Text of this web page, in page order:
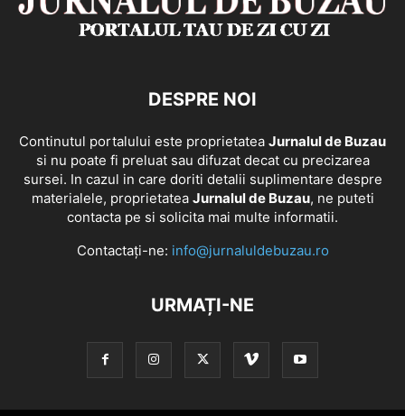
DESPRE NOI
Continutul portalului este proprietatea Jurnalul de Buzau
si nu poate fi preluat sau difuzat decat cu precizarea
sursei. In cazul in care doriti detalii suplimentare despre
materialele, proprietatea Jurnalul de Buzau, ne puteti
contacta pe si solicita mai multe informatii.
Contactați-ne: info@jurnaluldebuzau.ro
URMAȚI-NE